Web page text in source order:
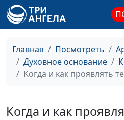
Главная Посмотреть
Духовное основание
Когда и как проявлять
Когда и как
О жалости к людям
себя запугать